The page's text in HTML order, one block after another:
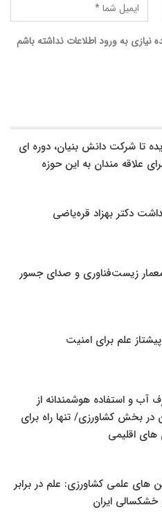
نیازی به ورود اطلاعات نداشته باشم
تا شرکت دانش بنیان، دوره ای
علاقه مندان به این حوزه
دکتر بهزاد قره‌یاضی
زیست‌فناوری و صدای جسور
علم برای امنیت
آب و استفاده هوشمندانه از
در بخش کشاورزی/ تنها راه برای
های اقلیمی
های علمی کشاورزی: علم در برابر
خشکسالی ایران